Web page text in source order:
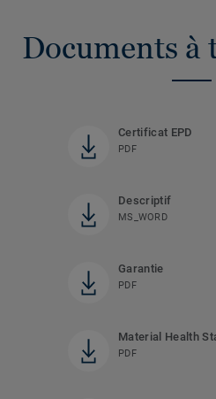
Documents à
Certificat EPD
PDF
Descriptif
MS_WORD
Garantie
PDF
Material Health
PDF